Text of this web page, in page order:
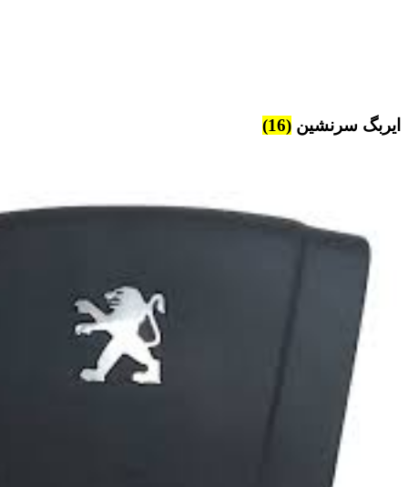
ایربگ سرنشین (16)